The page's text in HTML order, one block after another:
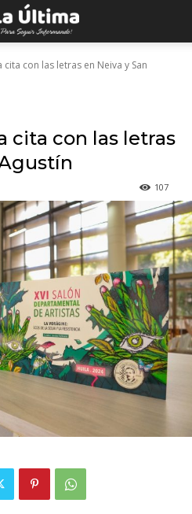
cita con las letras en Neiva y San
cita con las letras
107